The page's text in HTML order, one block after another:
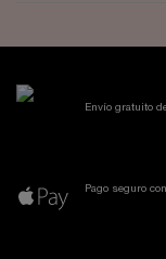
Envío gratuito
Pago seguro